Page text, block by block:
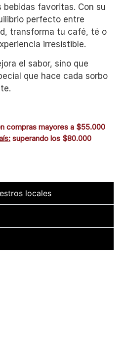
bebidas favoritas. Con su
perfecto entre
transforma tu café, té o
irresistible.
el sabor, sino que
que hace cada sorbo
compras mayores a $55.000
superando los $80.000
locales